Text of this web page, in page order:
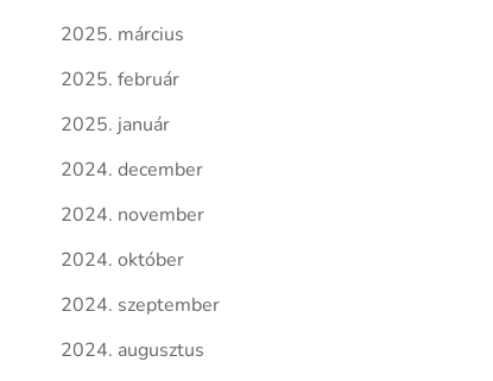
2025. március
2025. február
2025. január
2024. december
2024. november
2024. október
2024. szeptember
2024. augusztus